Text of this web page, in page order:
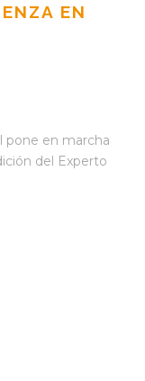
EN
pone en marcha
del Experto